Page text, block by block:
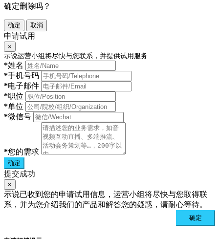
确定删除吗？
确定 取消
申请试用
×
示说运营小组将尽快与您联系，并提供试用服务
*姓名
*手机号码
*电子邮件
*职位
*单位
*微信号
*您的需求
确定
提交成功
×
示说已收到您的申请试用信息，运营小组将尽快与您取得联
系，并为您介绍我们的产品和解答您的疑惑，请耐心等待。
确定